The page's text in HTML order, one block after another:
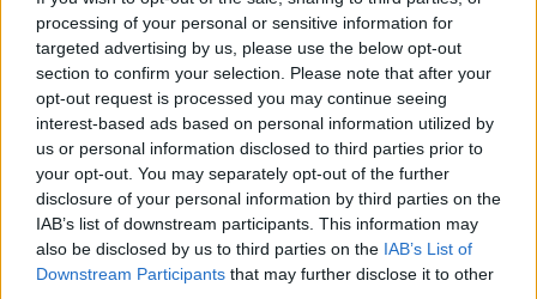
processing of your personal or sensitive information for
targeted advertising by us, please use the below opt-out
section to confirm your selection. Please note that after your
opt-out request is processed you may continue seeing
interest-based ads based on personal information utilized by
us or personal information disclosed to third parties prior to
your opt-out. You may separately opt-out of the further
disclosure of your personal information by third parties on the
IAB’s list of downstream participants. This information may
also be disclosed by us to third parties on the IAB’s List of
Downstream Participants that may further disclose it to other
Ροή ειδήσεων
ΠΑΜΕ ΣΤΟΙΧΗΜΑ: Περισσότερα από 95 εκατομμύρια
ευρώ σε κέρδη μοίρασε τον Ιούλιο
Αθλητικά• πριν 6 λεπτά
Ολοκλήρωση του έργου αναβάθμισης των